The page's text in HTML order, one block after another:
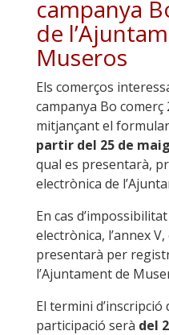
campanya
de
Museros
Els comerços
campanya Bo comerç
mitjançant el
partir del 25 de maig
qual es presentarà,
electrònica de
En cas
electrònica, l’annex
presentarà per
l’Ajuntament de
El termini d’inscripció
participació serà del